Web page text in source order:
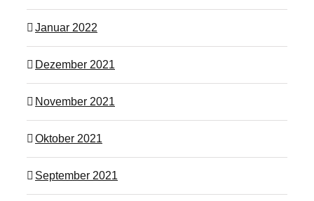
Januar 2022
Dezember 2021
November 2021
Oktober 2021
September 2021